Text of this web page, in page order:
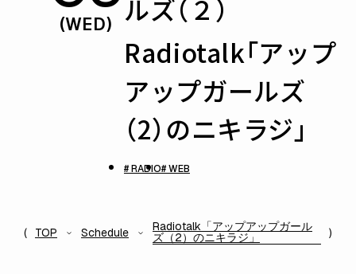
(WED)
ルズ（２）
Radiotalk「アップ
アップガールズ
（2）のニキラジ」
# RADIO# WEB
TOP Schedule Radiotalk「アップアップガール
ズ（2）のニキラジ」